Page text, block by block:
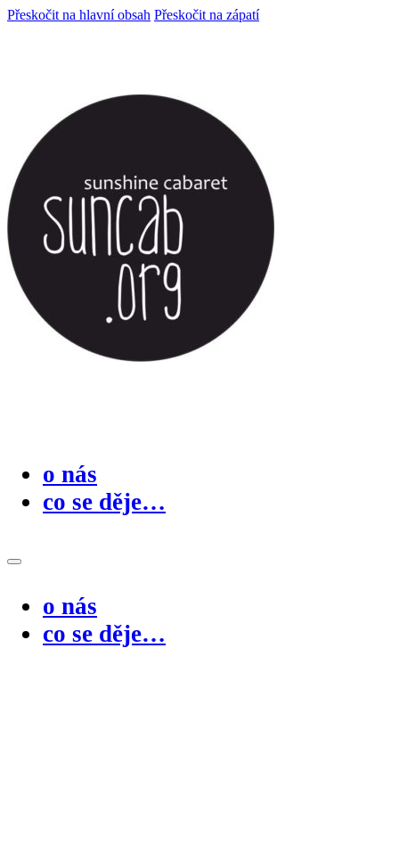
Přeskočit na hlavní obsah Přeskočit na zápatí
o nás
co se děje…
o nás
co se děje…